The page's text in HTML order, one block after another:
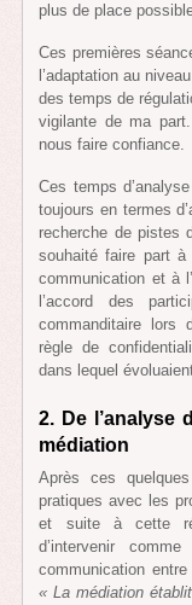
plus de place
Ces premières
l’adaptation au
des temps de
vigilante de ma
nous faire confiance.
Ces temps
toujours en termes
recherche de pistes
souhaité faire part
communication et à
l’accord des
commanditaire lors
règle de
dans lequel
2. De l’analyse
médiation
Après ces
pratiques avec les
et suite à cette
d’intervenir
communication
« La médiation